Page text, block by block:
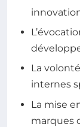
La
internes
La mise
marques